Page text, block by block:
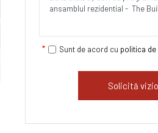
Sunt de acord cu politica
Solicită